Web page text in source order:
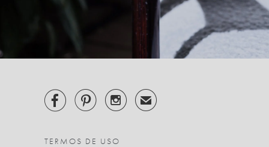
   ✉
TERMOS DE USO